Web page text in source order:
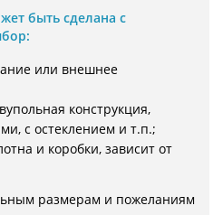
быть сделана с
или внешнее
конструкция,
с остеклением и т.п.;
и коробки, зависит от
размерам и пожеланиям